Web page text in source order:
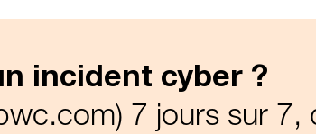
incident cyber ?
7 jours sur